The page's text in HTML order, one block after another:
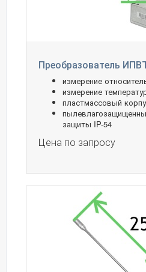
Преобразователь
измерение
измерение
пластмассовый
защиты IP-54
Цена по запросу